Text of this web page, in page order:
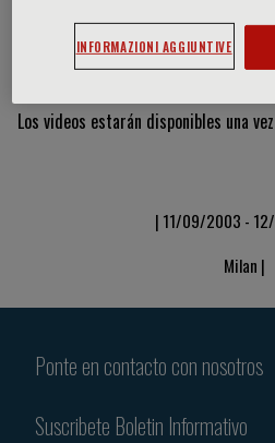
Vídeos y diapositivas
Los videos estarán disponibles una
| 11/09/2003 -
Milan |
Ponte en contacto con nosotros
Suscribete Boletin Informativo
INFORMAZIONI AGGIUNTIVE